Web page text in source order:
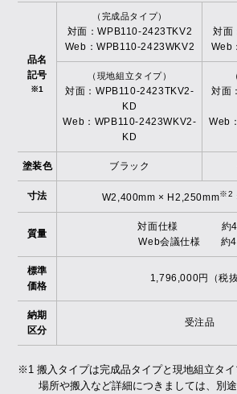
品名
記号
※1
（完成品タイプ）
対面：WPB110-2423TKV2
Web：WPB110-2423WKV2
対面
Web
（現地組立タイプ）
対面：WPB110-2423TKV2-
KD
Web：WPB110-2423WKV2-
KD
対面
Web
塗装色 ブラック
寸法 W2,400mm × H2,250mm※2
質量
対面仕様 約
Web会議仕様 約
標準
価格
1,796,000円（税抜
納期
区分
受注品
※1 搬入タイプは完成品タイプと現地組立タ
場所や搬入など詳細につきましては、別